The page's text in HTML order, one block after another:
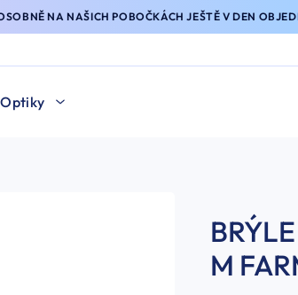
NA NAŠICH POBOČKÁCH JEŠTĚ V DEN
Optiky
M